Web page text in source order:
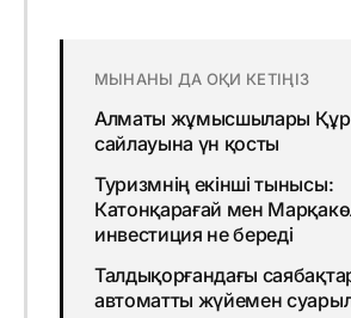
МЫНАНЫ ДА ОҚИ КЕТІҢІЗ
Алматы жұмысшылары
сайлауына үн қосты
Туризмнің екінші тынысы:
Катонқарағай мен
инвестиция не береді
Талдықорғандағы
автоматты жүйемен